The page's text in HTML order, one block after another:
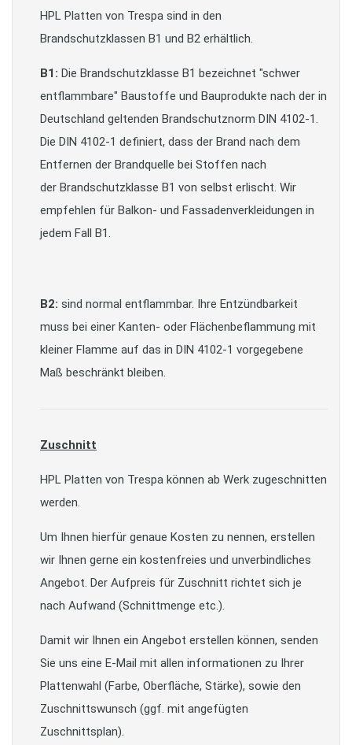
HPL Platten von Trespa sind in den
Brandschutzklassen B1 und B2 erhältlich.
B1: Die Brandschutzklasse B1 bezeichnet "schwer
entflammbare" Baustoffe und Bauprodukte nach der in
Deutschland geltenden Brandschutznorm DIN 4102-1.
Die DIN 4102-1 definiert, dass der Brand nach dem
Entfernen der Brandquelle bei Stoffen nach
der Brandschutzklasse B1 von selbst erlischt. Wir
empfehlen für Balkon- und Fassadenverkleidungen in
jedem Fall B1.
B2: sind normal entflammbar. Ihre Entzündbarkeit
muss bei einer Kanten- oder Flächenbeflammung mit
kleiner Flamme auf das in DIN 4102-1 vorgegebene
Maß beschränkt bleiben.
Zuschnitt
HPL Platten von Trespa können ab Werk zugeschnitten
werden.
Um Ihnen hierfür genaue Kosten zu nennen, erstellen
wir Ihnen gerne ein kostenfreies und unverbindliches
Angebot. Der Aufpreis für Zuschnitt richtet sich je
nach Aufwand (Schnittmenge etc.).
Damit wir Ihnen ein Angebot erstellen können, senden
Sie uns eine E-Mail mit allen informationen zu Ihrer
Plattenwahl (Farbe, Oberfläche, Stärke), sowie den
Zuschnittswunsch (ggf. mit angefügten
Zuschnittsplan).